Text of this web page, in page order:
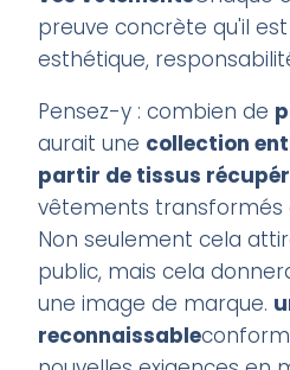
preuve concrète qu'il
esthétique,
Pensez-y : combien de
aurait une collection
partir de tissus
vêtements transformés
Non seulement cela
public, mais cela
une image de marque.
reconnaissable